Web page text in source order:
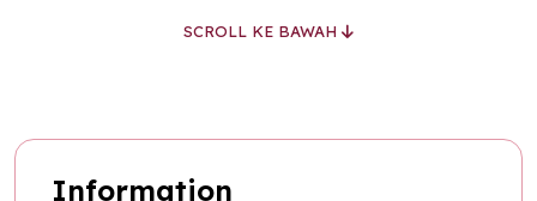
SCROLL KE BAWAH
Information